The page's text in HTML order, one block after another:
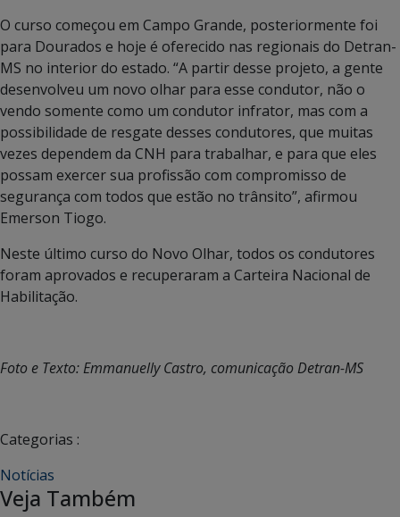
O curso começou em Campo Grande, posteriormente foi
para Dourados e hoje é oferecido nas regionais do Detran-
MS no interior do estado. “A partir desse projeto, a gente
desenvolveu um novo olhar para esse condutor, não o
vendo somente como um condutor infrator, mas com a
possibilidade de resgate desses condutores, que muitas
vezes dependem da CNH para trabalhar, e para que eles
possam exercer sua profissão com compromisso de
segurança com todos que estão no trânsito”, afirmou
Emerson Tiogo.
Neste último curso do Novo Olhar, todos os condutores
foram aprovados e recuperaram a Carteira Nacional de
Habilitação.
Foto e Texto: Emmanuelly Castro, comunicação Detran-MS
Categorias :
Notícias
Veja Também